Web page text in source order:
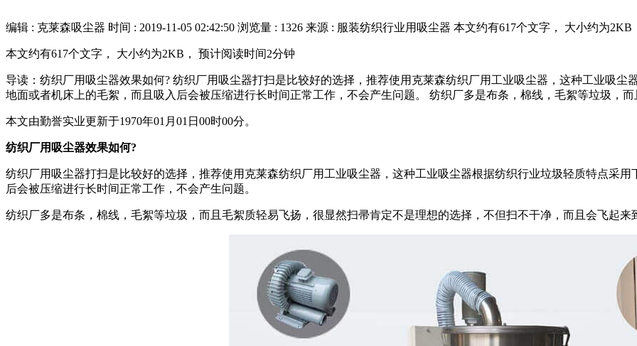
编辑 : 克莱森吸尘器 时间 : 2019-11-05 02:42:50 浏览量 : 1326 来源 : 服装纺织行业用吸尘器 本文约有617个文字， 大小约为2KB
本文约有617个文字， 大小约为2KB， 预计阅读时间2分钟
导读：纺织厂用吸尘器效果如何? 纺织厂用吸尘器打扫是比较好的选择，推荐使用克莱森纺织厂用工业吸尘器，这种工业吸
地面或者机床上的毛絮，而且吸入后会被压缩进行长时间正常工作，不会产生问题。 纺织厂多是布条，棉线，毛絮等垃圾，而
本文由勤誉实业更新于1970年01月01日00时00分。
纺织厂用吸尘器效果如何?
纺织厂用吸尘器打扫是比较好的选择，推荐使用克莱森纺织厂用工业吸尘器，这种工业吸尘器根据纺织行业垃圾轻质特点采
后会被压缩进行长时间正常工作，不会产生问题。
纺织厂多是布条，棉线，毛絮等垃圾，而且毛絮质轻易飞扬，很显然扫帚肯定不是理想的选择，不但扫不干净，而且会飞起来